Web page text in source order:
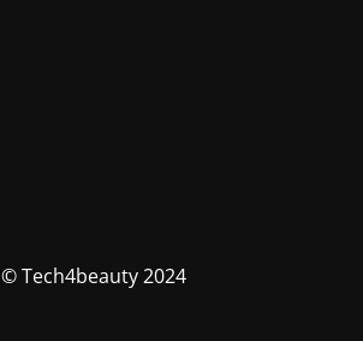
© Tech4beauty 2024